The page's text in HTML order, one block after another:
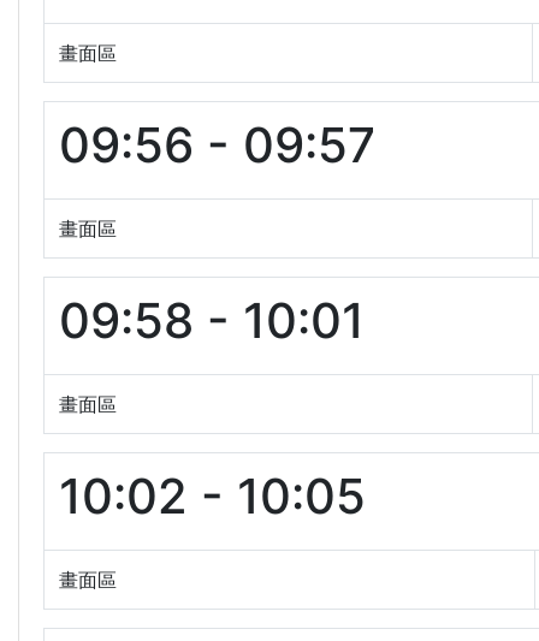
畫面區
09:56 - 09:57
畫面區
09:58 - 10:01
畫面區
10:02 - 10:05
畫面區